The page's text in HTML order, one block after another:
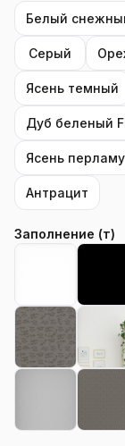
Белый
Серый
Ясень темный
Дуб беленый
Ясень
Антрацит
Заполнение (т)